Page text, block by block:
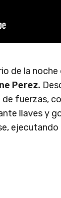
de la noche
Perez.
fuerzas,
llaves y